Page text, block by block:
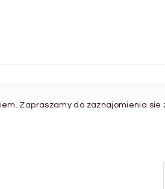
Zapraszamy do zaznajomienia sie